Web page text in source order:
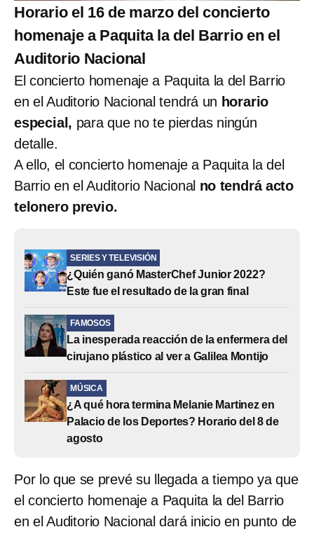
Horario el 16 de marzo del concierto
homenaje a Paquita la del Barrio en el
Auditorio Nacional
El concierto homenaje a Paquita la del Barrio
en el Auditorio Nacional tendrá un horario
especial, para que no te pierdas ningún
detalle.
A ello, el concierto homenaje a Paquita la del
Barrio en el Auditorio Nacional no tendrá acto
telonero previo.
SERIES Y TELEVISIÓN
¿Quién ganó MasterChef Junior 2022?
Este fue el resultado de la gran final
FAMOSOS
La inesperada reacción de la enfermera del
cirujano plástico al ver a Galilea Montijo
MÚSICA
¿A qué hora termina Melanie Martinez en
Palacio de los Deportes? Horario del 8 de
agosto
Por lo que se prevé su llegada a tiempo ya que
el concierto homenaje a Paquita la del Barrio
en el Auditorio Nacional dará inicio en punto de